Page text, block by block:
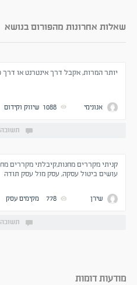
שאלות אחרונות מהפורום בנושא
יותר המרות, אקבל דרך אינטרנט או דרך
אנונימי 1088 שיווק וקידום
קניתי מקררים מחנות,קיבלתי מקררים
עושים ביטול עסקה, עסק מול עסק תודה
שירן 778 מקימים עסק
מודעות דומות